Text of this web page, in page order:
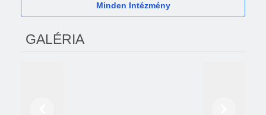
Minden Intézmény
GALÉRIA